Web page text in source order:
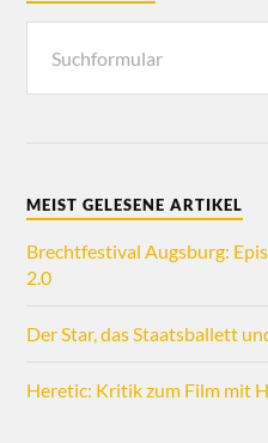
MEIST GELESENE ARTIKEL
Brechtfestival Augsburg:
2.0
Der Star, das Staatsballett
Heretic: Kritik zum Film mit